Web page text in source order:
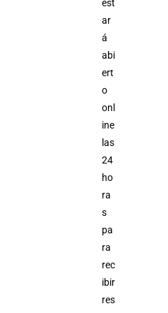
est
ar
á
abi
ert
o
onl
ine
las
24
ho
ra
s
pa
ra
rec
ibir
res